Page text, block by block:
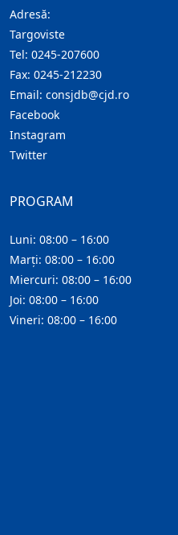
Adresă:
Targoviste
Tel: 0245-207600
Fax: 0245-212230
Email: consjdb@cjd.ro
Facebook
Instagram
Twitter
PROGRAM
Luni: 08:00 – 16:00
Marți: 08:00 – 16:00
Miercuri: 08:00 – 16:00
Joi: 08:00 – 16:00
Vineri: 08:00 – 16:00